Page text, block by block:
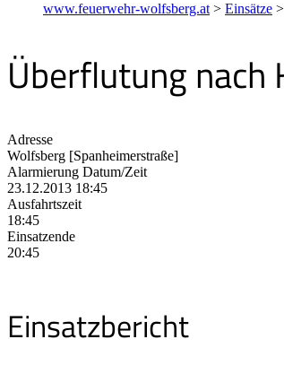
www.feuerwehr-wolfsberg.at > Einsätze >
Überflutung nach
Adresse
Wolfsberg [Spanheimerstraße]
Alarmierung Datum/Zeit
23.12.2013 18:45
Ausfahrtszeit
18:45
Einsatzende
20:45
Einsatzbericht